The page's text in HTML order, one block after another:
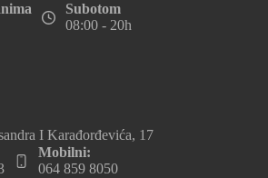
Subotom
08:00 - 20h
I Karađorđevića, 17
Mobilni:
064 859 8050